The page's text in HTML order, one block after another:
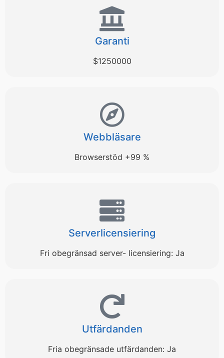
Garanti
$1250000
Webbläsare
Browserstöd +99 %
Serverlicensiering
Fri obegränsad server- licensiering: Ja
Utfärdanden
Fria obegränsade utfärdanden: Ja